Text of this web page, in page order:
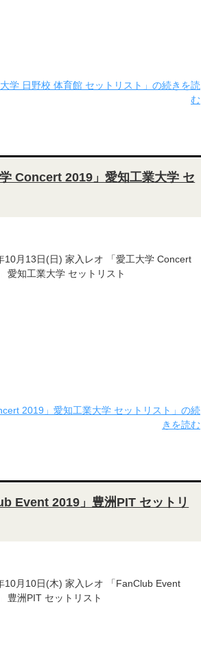
学 日野校 体育館 セットリスト」の続きを読
む
Concert 2019」愛知工業大学 セ
10月13日(日) 家入レオ 「愛工大学 Concert
愛知工業大学 セットリスト
2019」愛知工業大学 セットリスト」の続
きを読む
Event 2019」豊洲PIT セットリ
10月10日(木) 家入レオ 「FanClub Event
豊洲PIT セットリスト